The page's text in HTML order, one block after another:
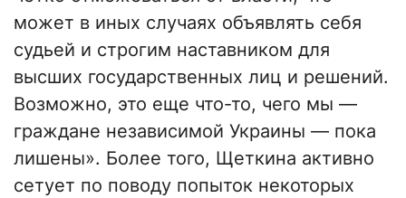
может в иных случаях объявлять себя
судьей и строгим наставником для
высших государственных лиц и решений.
Возможно, это еще что-то, чего мы —
граждане независимой Украины — пока
лишены». Более того, Щеткина активно
сетует по поводу попыток некоторых